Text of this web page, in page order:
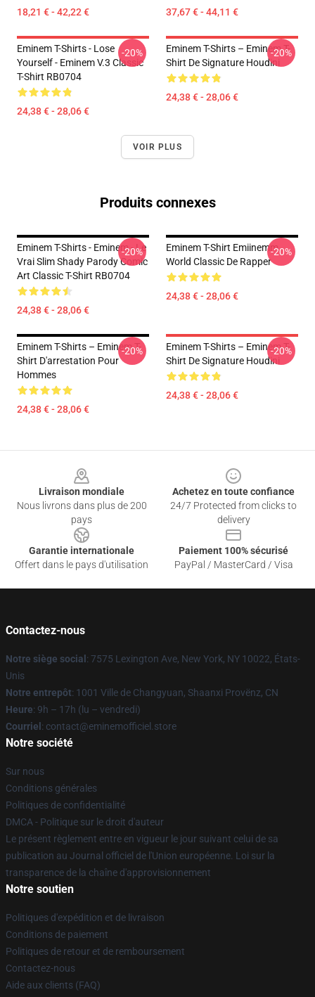
18,21 € - 42,22 € 37,67 € - 44,11 €
Eminem T-Shirts - Lose
Yourself - Eminem V.3 Classic
T-Shirt RB0704
24,38 € - 28,06 €
-20%
Eminem T-Shirts – Eminem T-
Shirt De Signature Houdini
24,38 € - 28,06 €
-20%
VOIR PLUS
Produits connexes
Eminem T-Shirts - Eminem - Le
Vrai Slim Shady Parody Comic
Art Classic T-Shirt RB0704
24,38 € - 28,06 €
-20%
Eminem T-Shirt Emiinemm
World Classic De Rapper
24,38 € - 28,06 €
-20%
Eminem T-Shirts – Eminem T-
Shirt D'arrestation Pour
Hommes
24,38 € - 28,06 €
-20%
Eminem T-Shirts – Eminem T-
Shirt De Signature Houdini
24,38 € - 28,06 €
-20%
Livraison mondiale
Nous livrons dans plus de 200
pays
Achetez en toute confiance
24/7 Protected from clicks to
delivery
Garantie internationale
Offert dans le pays d'utilisation
Paiement 100% sécurisé
PayPal / MasterCard / Visa
Contactez-nous
Notre siège social : 7575 Lexington Ave, New York, NY 10022, États-
Unis
Notre entrepôt: 1001 Ville de Changyuan, Shaanxi Provënz, CN
Heure: 9h – 17h (lu – vendredi)
Courriel : contact@eminemofficiel.store
Notre société
Sur nous
Conditions générales
Politiques de confidentialité
DMCA - Politique sur le droit d'auteur
Le présent règlement entre en vigueur le jour suivant celui de sa
publication au Journal officiel de l'Union européenne. Loi sur la
transparence de la chaîne d'approvisionnement
Notre soutien
Politiques d'expédition et de livraison
Conditions de paiement
Politiques de retour et de remboursement
Contactez-nous
Aide aux clients (FAQ)